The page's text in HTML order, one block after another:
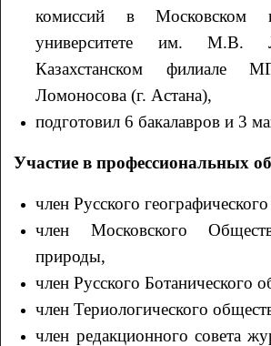
комиссий в Московском
университете им. М.В.
Казахстанском
Ломоносова (г. Астана),
подготовил 6 бакалавров и 3
Участие в профессиональных
член Русского
член Московского
природы,
член Русского Ботанического
член Териологического
член редакционного совета